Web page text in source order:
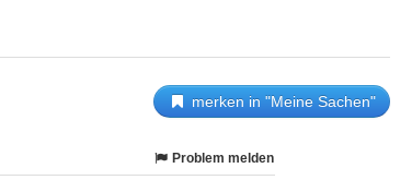
merken in "Meine Sachen"
Problem melden